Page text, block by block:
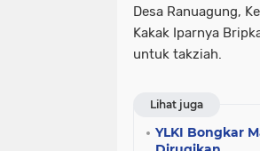
Desa Ranuagung,
Kakak Iparnya
untuk takziah.
Lihat juga
YLKI Bongkar